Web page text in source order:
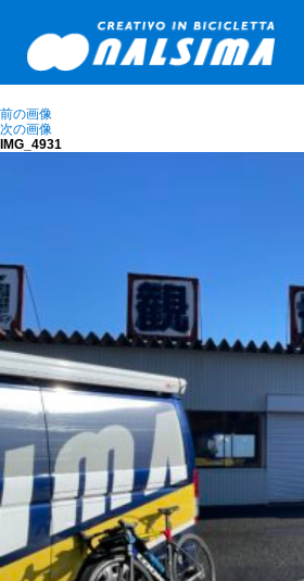
前の画像
次の画像
IMG_4931